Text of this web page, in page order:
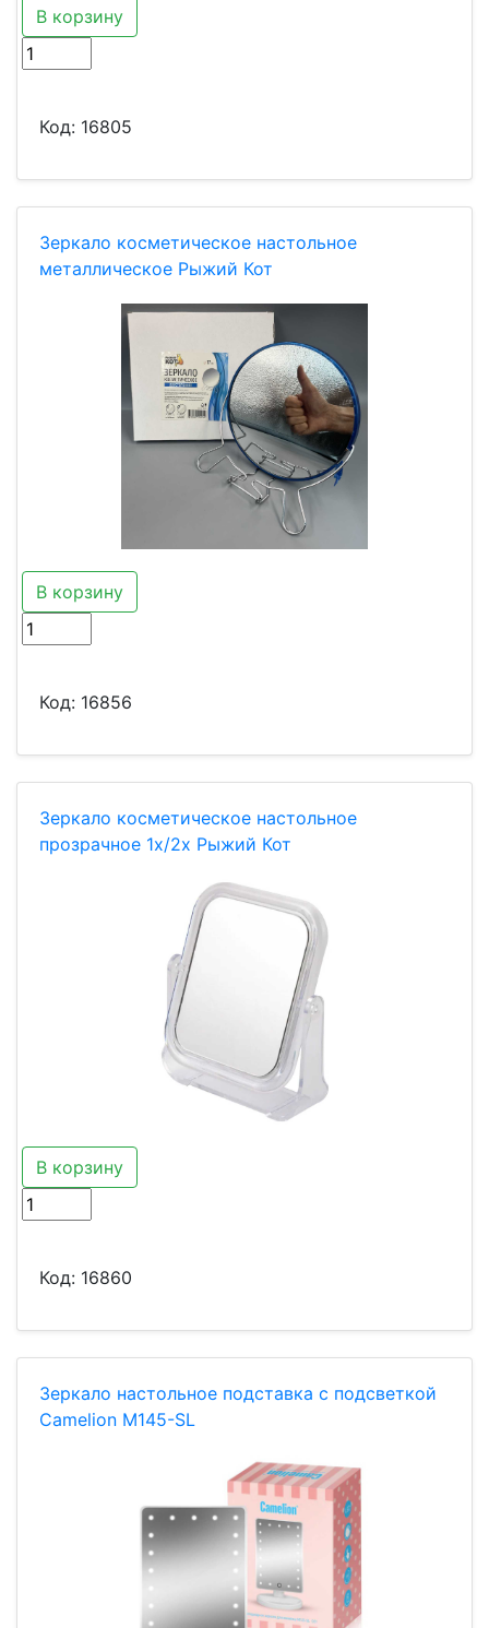
В корзину
Код: 16805
Зеркало косметическое настольное
металлическое Рыжий Кот
В корзину
Код: 16856
Зеркало косметическое настольное
прозрачное 1x/2x Рыжий Кот
В корзину
Код: 16860
Зеркало настольное подставка с подсветкой
Camelion M145-SL